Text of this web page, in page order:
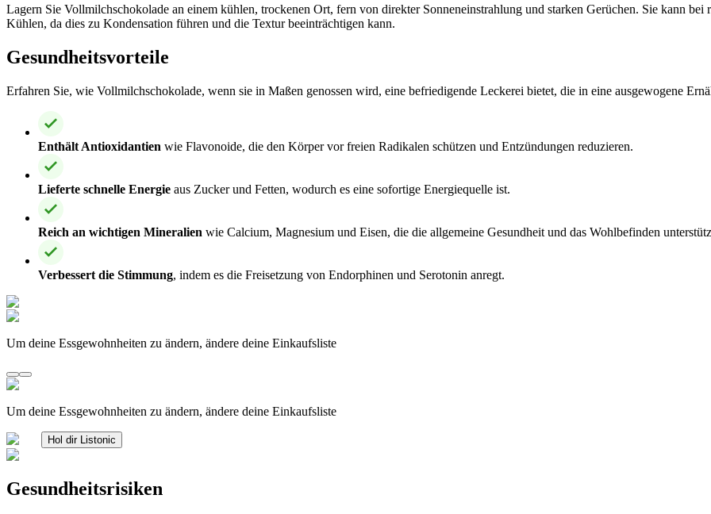
Lagern Sie Vollmilchschokolade an einem kühlen, trockenen Ort, fern von direkter Sonneneinstrahlung und starken Gerüchen. Sie kann
Kühlen, da dies zu Kondensation führen und die Textur beeinträchtigen kann.
Gesundheitsvorteile
Erfahren Sie, wie Vollmilchschokolade, wenn sie in Maßen genossen wird, eine befriedigende Leckerei bietet, die in eine ausgewogene
Enthält Antioxidantien wie Flavonoide, die den Körper vor freien Radikalen schützen und Entzündungen reduzieren.
Lieferte schnelle Energie aus Zucker und Fetten, wodurch es eine sofortige Energiequelle ist.
Reich an wichtigen Mineralien wie Calcium, Magnesium und Eisen, die die allgemeine Gesundheit und das Wohlbefinden
Verbessert die Stimmung, indem es die Freisetzung von Endorphinen und Serotonin anregt.
Um deine Essgewohnheiten zu ändern, ändere deine Einkaufsliste
Um deine Essgewohnheiten zu ändern, ändere deine Einkaufsliste
Hol dir Listonic
Gesundheitsrisiken